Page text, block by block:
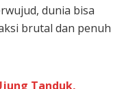
dunia bisa
brutal dan penuh
Tanduk,